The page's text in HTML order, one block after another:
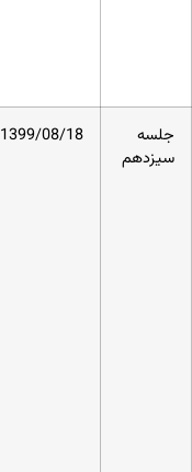
جلسه
سیزدهم
1399/08/18